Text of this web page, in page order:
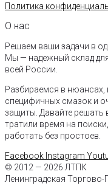
Политика
О нас
Решаем ваши задачи в
Мы — надежный склад
всей России.
Разбираемся в нюансах,
специфичных смазок и
защиты. Давайте решать
тратили время на
работать без простоев.
Facebook Instagram
© 2012 — 2026 ЛТПК
Ленинградская